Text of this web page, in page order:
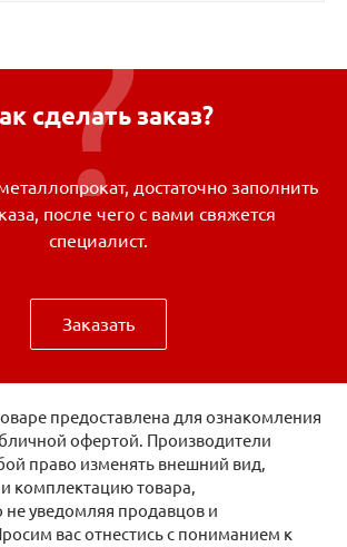
сделать заказ?
достаточно заполнить
после чего с вами свяжется
специалист.
Заказать
предоставлена для ознакомления
офертой. Производители
право изменять внешний вид,
комплектацию товара,
не уведомляя продавцов и
вас отнестись с пониманием к